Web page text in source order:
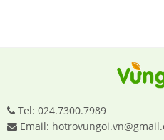
Tel: 024.7300.7989
Email: